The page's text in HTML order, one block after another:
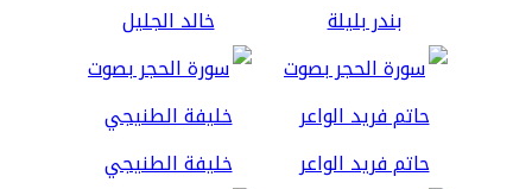
بندر بليلة خالد الجليل
حاتم فريد الواعر خليفة الطنيجي